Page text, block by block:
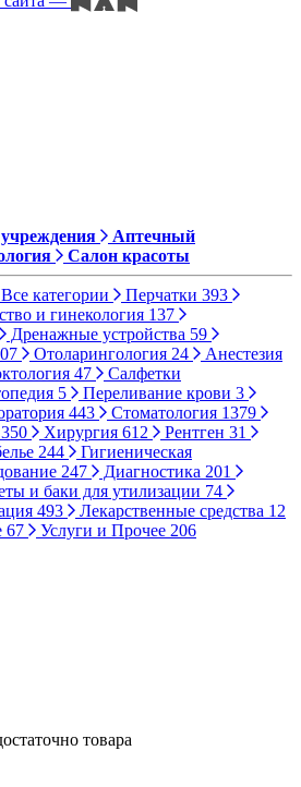
Аптечный
Салон красоты
Все категории Перчатки 393
и гинекология 137
Дренажные устройства 59
Отоларингология 24
Анестезия
47
Салфетки
5 Переливание крови 3
443 Стоматология 1379
350 Хирургия 612 Рентген 31
244
Гигиеническая
247 Диагностика 201
и баки для утилизации 74
493 Лекарственные средства 12
67 Услуги и Прочее 206
товара